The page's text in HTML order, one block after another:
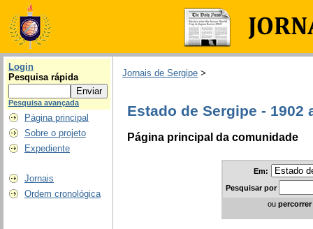
Login
Pesquisa rápida
Pesquisa avançada
Página principal
Sobre o projeto
Expediente
Jornais
Ordem cronológica
Jornais de Sergipe >
Estado de Sergipe - 1902
Página principal da comunidade
Em:
Pesquisarpor
ou percorrer